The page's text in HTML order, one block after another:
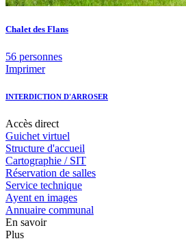
Chalet des Flans
56 personnes
Imprimer
INTERDICTION D'ARROSER
Accès direct
Guichet virtuel
Structure d'accueil
Cartographie / SIT
Réservation de salles
Service technique
Ayent en images
Annuaire communal
En savoir
Plus